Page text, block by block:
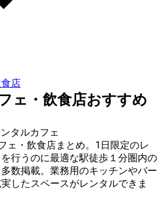
店
ェ・飲食店おすすめ
タルカフェ
ェ・飲食店まとめ。1日限定のレ
行うのに最適な駅徒歩１分圏内の
数掲載。業務用のキッチンやバー
したスペースがレンタルできま